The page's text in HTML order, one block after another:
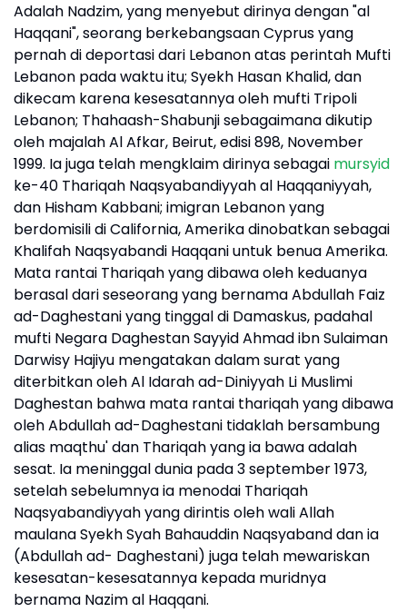
Adalah Nadzim, yang menyebut dirinya dengan "al
Haqqani", seorang berkebangsaan Cyprus yang
pernah di deportasi dari Lebanon atas perintah Mufti
Lebanon pada waktu itu; Syekh Hasan Khalid, dan
dikecam karena kesesatannya oleh mufti Tripoli
Lebanon; Thahaash-Shabunji sebagaimana dikutip
oleh majalah Al Afkar, Beirut, edisi 898, November
1999. Ia juga telah mengklaim dirinya sebagai mursyid
ke-40 Thariqah Naqsyabandiyyah al Haqqaniyyah,
dan Hisham Kabbani; imigran Lebanon yang
berdomisili di California, Amerika dinobatkan sebagai
Khalifah Naqsyabandi Haqqani untuk benua Amerika.
Mata rantai Thariqah yang dibawa oleh keduanya
berasal dari seseorang yang bernama Abdullah Faiz
ad-Daghestani yang tinggal di Damaskus, padahal
mufti Negara Daghestan Sayyid Ahmad ibn Sulaiman
Darwisy Hajiyu mengatakan dalam surat yang
diterbitkan oleh Al Idarah ad-Diniyyah Li Muslimi
Daghestan bahwa mata rantai thariqah yang dibawa
oleh Abdullah ad-Daghestani tidaklah bersambung
alias maqthu' dan Thariqah yang ia bawa adalah
sesat. Ia meninggal dunia pada 3 september 1973,
setelah sebelumnya ia menodai Thariqah
Naqsyabandiyyah yang dirintis oleh wali Allah
maulana Syekh Syah Bahauddin Naqsyaband dan ia
(Abdullah ad- Daghestani) juga telah mewariskan
kesesatan-kesesatannya kepada muridnya
bernama Nazim al Haqqani.